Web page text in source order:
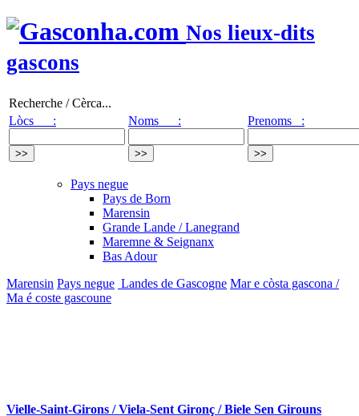
Nos lieux-dits
gascons
Recherche / Cèrca...
Lòcs :
Noms : Prenoms :
Pays negue
Pays de Born
Marensin
Grande Lande / Lanegrand
Maremne & Seignanx
Bas Adour
Marensin Pays negue Landes de Gascogne Mar e còsta gascona /
Ma é coste gascoune
Vielle-Saint-Girons / Viela-Sent Gironç / Biele Sen Girouns